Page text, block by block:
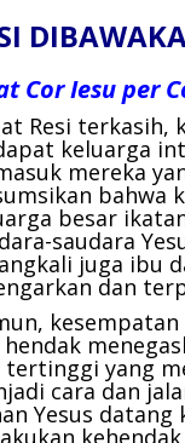
Cor Iesu per
Resi terkasih,
keluarga
mereka
bahwa
besar
saudara
juga ibu
dan
tertinggi yang
cara dan
Yesus